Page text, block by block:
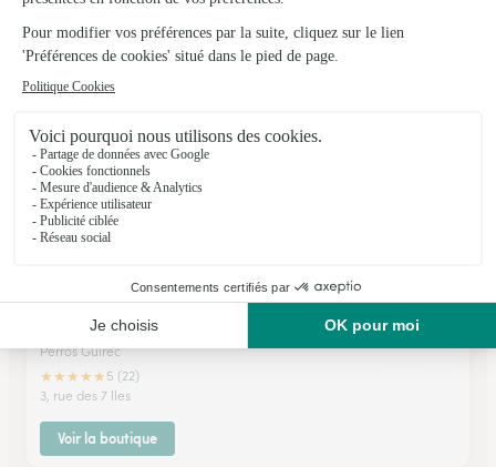
3, rue des Quatre vents
Voir la boutique
Perros Guirec
★★★★★5 (22)
3, rue des 7 Iles
Voir la boutique